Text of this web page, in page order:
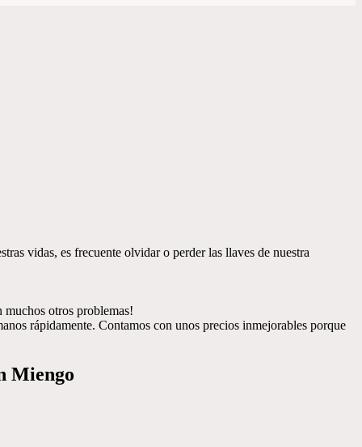
vidas, es frecuente olvidar o perder las llaves de nuestra
muchos otros problemas!
rápidamente. Contamos con unos precios inmejorables porque
Miengo